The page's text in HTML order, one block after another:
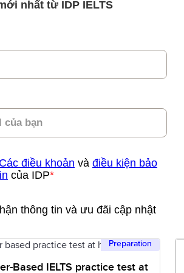
Preparation
Based IELTS practice test at